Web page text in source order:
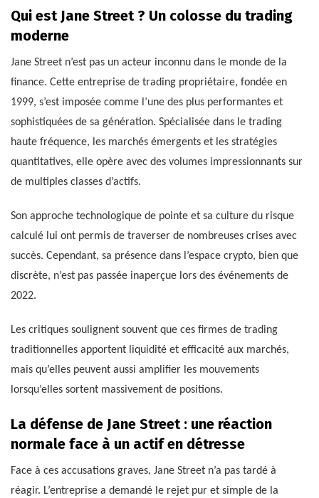
Qui est Jane Street ? Un colosse du trading
moderne
Jane Street n’est pas un acteur inconnu dans le monde de la
finance. Cette entreprise de trading propriétaire, fondée en
1999, s’est imposée comme l’une des plus performantes et
sophistiquées de sa génération. Spécialisée dans le trading
haute fréquence, les marchés émergents et les stratégies
quantitatives, elle opère avec des volumes impressionnants sur
de multiples classes d’actifs.
Son approche technologique de pointe et sa culture du risque
calculé lui ont permis de traverser de nombreuses crises avec
succès. Cependant, sa présence dans l’espace crypto, bien que
discrète, n’est pas passée inaperçue lors des événements de
2022.
Les critiques soulignent souvent que ces firmes de trading
traditionnelles apportent liquidité et efficacité aux marchés,
mais qu’elles peuvent aussi amplifier les mouvements
lorsqu’elles sortent massivement de positions.
La défense de Jane Street : une réaction
normale face à un actif en détresse
Face à ces accusations graves, Jane Street n’a pas tardé à
réagir. L’entreprise a demandé le rejet pur et simple de la